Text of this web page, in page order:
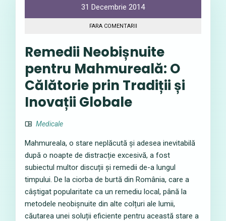
31 Decembrie 2014
FARA COMENTARII
Remedii Neobișnuite
pentru Mahmureală: O
Călătorie prin Tradiții și
Inovații Globale
Medicale
Mahmureala, o stare neplăcută și adesea inevitabilă
după o noapte de distracție excesivă, a fost
subiectul multor discuții și remedii de-a lungul
timpului. De la ciorba de burtă din România, care a
câștigat popularitate ca un remediu local, până la
metodele neobișnuite din alte colțuri ale lumii,
căutarea unei soluții eficiente pentru această stare a